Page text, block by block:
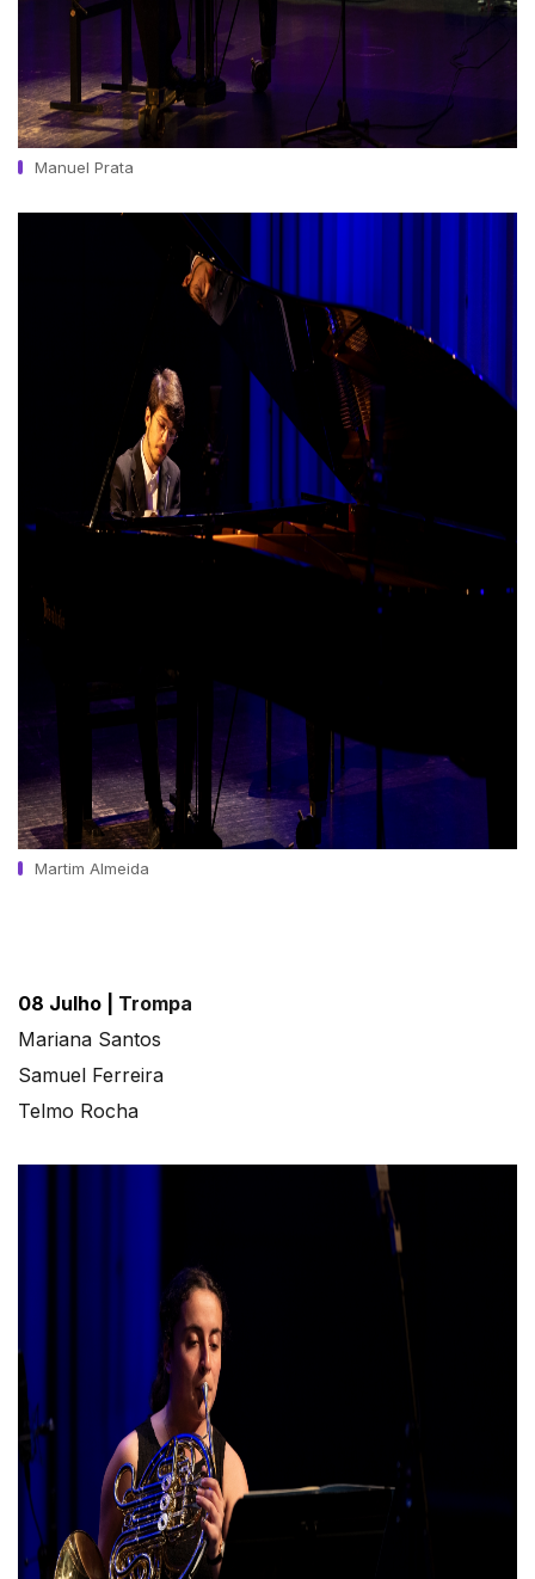
Manuel Prata
Martim Almeida
08 Julho | Trompa
Mariana Santos
Samuel Ferreira
Telmo Rocha